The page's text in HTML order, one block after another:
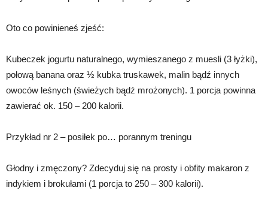
Oto co powinieneś zjeść:
Kubeczek jogurtu naturalnego, wymieszanego z muesli (3 łyżki),
połową banana oraz ½ kubka truskawek, malin bądź innych
owoców leśnych (świeżych bądź mrożonych). 1 porcja powinna
zawierać ok. 150 – 200 kalorii.
Przykład nr 2 – posiłek po… porannym treningu
Głodny i zmęczony? Zdecyduj się na prosty i obfity makaron z
indykiem i brokułami (1 porcja to 250 – 300 kalorii).